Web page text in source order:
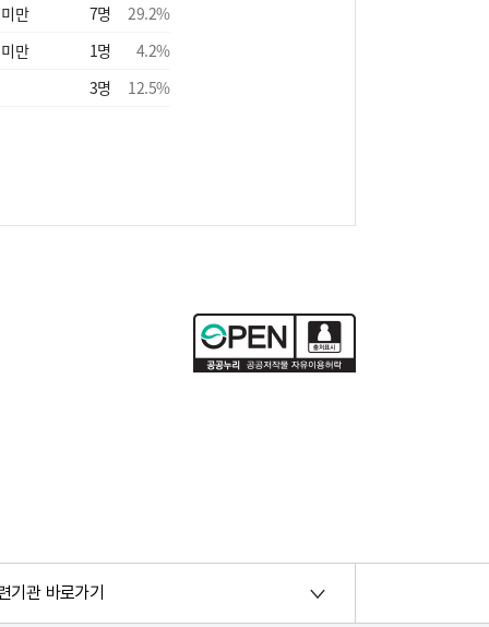
만
7명 29.2%
만
1명 4.2%
3명 12.5%
기관 바로가기